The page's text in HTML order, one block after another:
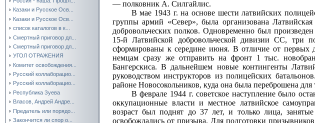
Казаки и Русское Осв...
Казаки и Русское Осв...
список каталогов в к...
Смертный приговор дл...
Смертный приговор дл...
УГОЛ ОТРАЖЕНИЯ
Комитет освобождения...
Русский коллаборацио...
Русский коллаборацио...
Республика Зуева
Власов, Андрей Андре...
Предатель или порядо...
Закончится ли спор о...
— полковник А. Силгайлис.
В мае 1943 г. на основе шести латвийских
группы армий «Север», была организована
добровольческих полков. Одновременно был
15‑й Латвийской добровольческой дивизии СС,
сформированы к середине июня. В отличие от первых
немцам сразу же отправить на фронт 1 тыс.
Бангерскиса. В дальнейшем новые контингенты
руководством инструкторов из полицейских
районе Новосокольников, куда она была переброшена
В феврале 1944 г. советское наступление было
оккупационные власти и местное латвийское
возраст был поднят до 37 лет, и только лица,
освобождались от призыва. Для подготовки